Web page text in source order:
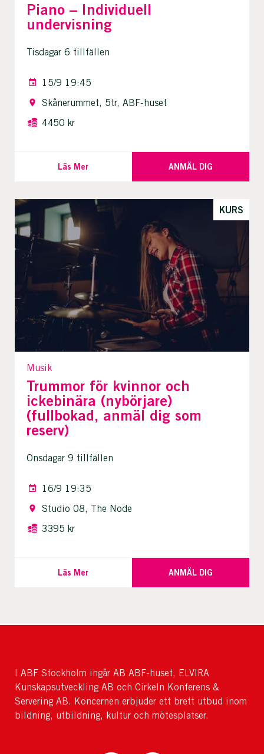
Piano – Individuell
undervisning
Tisdagar 6 tillfällen
15/9 19:45
Skånerummet, 5tr, ABF-huset
4450 kr
Läs Mer ANMÄL DIG
KURS
Musik
Trummor för kvinnor och
ickebinära (nybörjare)
(fullbokad, anmäl dig som
reserv)
Onsdagar 9 tillfällen
16/9 19:35
Studio 08, The Node
3395 kr
Läs Mer ANMÄL DIG
I ABF Stockholm ingår AB ABF-huset, ELVIRA
Kunskapsutveckling AB och Cirkeln Konferens &
Servering AB. Koncernen erbjuder ett brett utbud inom
bildning, utbildning, kultur och mötesplatser.